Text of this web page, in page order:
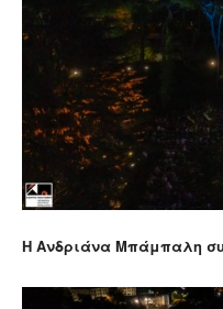
H Ανδριάνα Μπάμπαλη